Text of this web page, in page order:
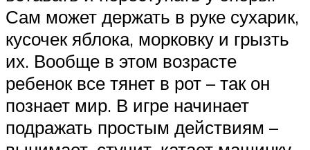
Сам может держать в руке сухарик,
кусочек яблока, морковку и грызть
их. Вообще в этом возрасте
ребенок все тянет в рот – так он
познает мир. В игре начинает
подражать простым действиям –